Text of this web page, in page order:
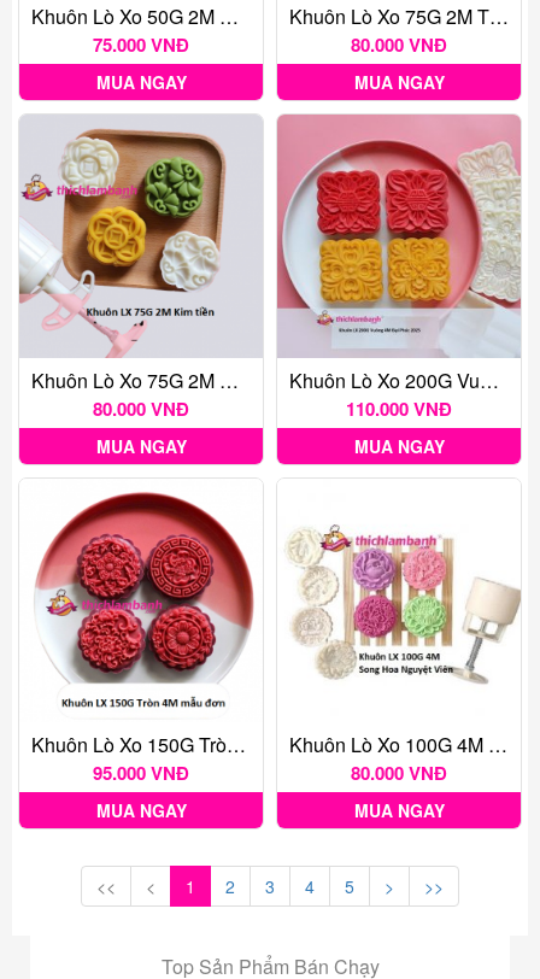
Khuôn Lò Xo 50G 2M Sen Thỏ Ngọc
75.000 VNĐ
MUA NGAY
Khuôn Lò Xo 75G 2M Thanh Liên
80.000 VNĐ
MUA NGAY
Khuôn Lò Xo 75G 2M Kim Tiền
80.000 VNĐ
MUA NGAY
Khuôn Lò Xo 200G Vuông 4M Đại Phúc 2025
110.000 VNĐ
MUA NGAY
Khuôn Lò Xo 150G Tròn 4M Mẫu Đơn
95.000 VNĐ
MUA NGAY
Khuôn Lò Xo 100G 4M Song Hoa Nguyệt Viên
80.000 VNĐ
MUA NGAY
<< < 1 2 3 4 5 > >>
Top Sản Phẩm Bán Chạy